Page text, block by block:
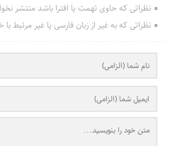
نظراتی که حاوی تهمت یا افترا باشد منتشر
نظراتی که به غیر از زبان فارسی یا غیر مرتبط